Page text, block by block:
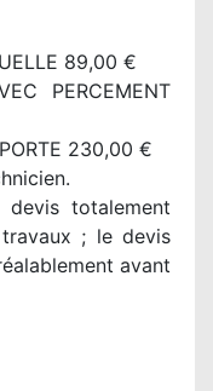
89,00 €
PERCEMENT
230,00 €
totalement
; le devis
avant